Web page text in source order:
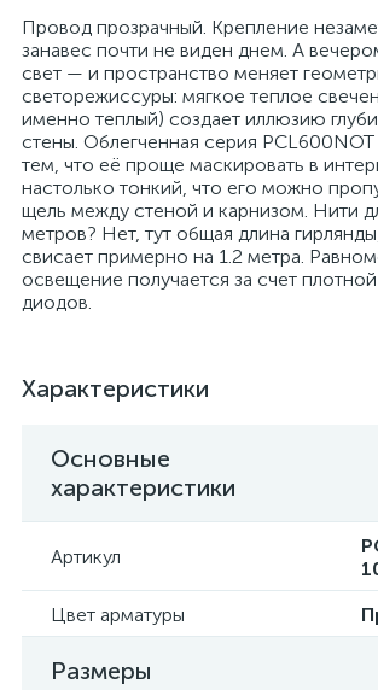
Провод прозрачный. Крепление
занавес почти не виден днем. А
свет — и пространство меняет
светорежиссуры: мягкое теплое
именно теплый) создает иллюзию
стены. Облегченная серия
тем, что её проще маскировать в
настолько тонкий, что его можно
щель между стеной и карнизом. Нити
метров? Нет, тут общая длина
свисает примерно на 1.2 метра.
освещение получается за счет
диодов.
Характеристики
Основные
характеристики
Артикул
Цвет арматуры
Размеры